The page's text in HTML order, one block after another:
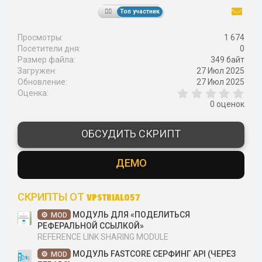
Топ участник
Просмотры
1 674
Посетители дня
0
Размер файла
349 байт
Загружен
27 Июл 2025
Обновление
27 Июл 2025
Оценка
,
з
ё
з
0 оценок
ОБСУДИТЬ СКРИПТ
ДЕМО
СКРИПТЫ ОТ VPSTRIAL057
MOD
МОДУЛЬ ДЛЯ «ПОДЕЛИТЬСЯ
РЕФЕРАЛЬНОЙ ССЫЛКОЙ»
REFERENCE LINK SHARING MODULE
MOD
МОДУЛЬ FASTCORE СЕРФИНГ API (ЧЕРЕЗ